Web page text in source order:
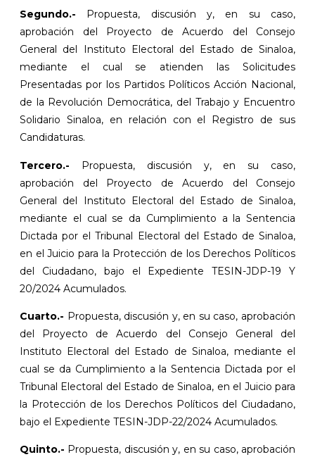
Segundo.- Propuesta, discusión y, en su caso,
aprobación del Proyecto de Acuerdo del Consejo
General del Instituto Electoral del Estado de Sinaloa,
mediante el cual se atienden las Solicitudes
Presentadas por los Partidos Políticos Acción Nacional,
de la Revolución Democrática, del Trabajo y Encuentro
Solidario Sinaloa, en relación con el Registro de sus
Candidaturas.
Tercero.- Propuesta, discusión y, en su caso,
aprobación del Proyecto de Acuerdo del Consejo
General del Instituto Electoral del Estado de Sinaloa,
mediante el cual se da Cumplimiento a la Sentencia
Dictada por el Tribunal Electoral del Estado de Sinaloa,
en el Juicio para la Protección de los Derechos Políticos
del Ciudadano, bajo el Expediente TESIN-JDP-19 Y
20/2024 Acumulados.
Cuarto.- Propuesta, discusión y, en su caso, aprobación
del Proyecto de Acuerdo del Consejo General del
Instituto Electoral del Estado de Sinaloa, mediante el
cual se da Cumplimiento a la Sentencia Dictada por el
Tribunal Electoral del Estado de Sinaloa, en el Juicio para
la Protección de los Derechos Políticos del Ciudadano,
bajo el Expediente TESIN-JDP-22/2024 Acumulados.
Quinto.- Propuesta, discusión y, en su caso, aprobación